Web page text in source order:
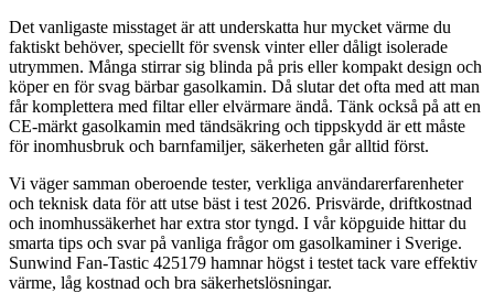
Det vanligaste misstaget är att underskatta hur mycket värme du
faktiskt behöver, speciellt för svensk vinter eller dåligt isolerade
utrymmen. Många stirrar sig blinda på pris eller kompakt design och
köper en för svag bärbar gasolkamin. Då slutar det ofta med att man
får komplettera med filtar eller elvärmare ändå. Tänk också på att en
CE-märkt gasolkamin med tändsäkring och tippskydd är ett måste
för inomhusbruk och barnfamiljer, säkerheten går alltid först.
Vi väger samman oberoende tester, verkliga användarerfarenheter
och teknisk data för att utse bäst i test 2026. Prisvärde, driftkostnad
och inomhussäkerhet har extra stor tyngd. I vår köpguide hittar du
smarta tips och svar på vanliga frågor om gasolkaminer i Sverige.
Sunwind Fan-Tastic 425179 hamnar högst i testet tack vare effektiv
värme, låg kostnad och bra säkerhetslösningar.